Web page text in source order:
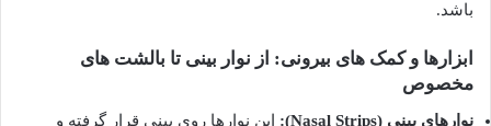
باشد.
ابزارها و کمک های بیرونی: از نوار بینی تا بالشت های
مخصوص
نوارهای بینی (Nasal Strips):
این نوارها روی بینی قرار گرفته و